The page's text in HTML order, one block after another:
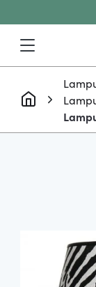
Siirry sisältöön